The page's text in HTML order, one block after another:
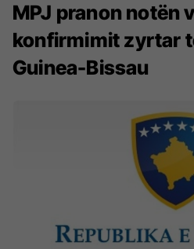
MPJ pranon notën
konfirmimit zyrtar
Guinea-Bissau